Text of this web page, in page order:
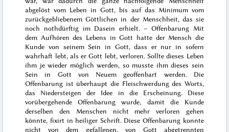
abgelöst vom Leben in Gott, bis auf das Minimum vom
zurückgebliebenem Göttlichen in der Menschheit, das sie
noch nothdürftig im Dasein erhielt. –Offenbarung Mit
dem Aufhören des Lebens in Gott hatte der Mensch die
Kunde von seinem Sein in Gott, dass er nur in sofern
wahrhaft lebt, als er Gott lebt, verloren. Sollte dieses Leben
ihm je wieder möglich werden, so musste ihm dieses sein
Sein in Gott von Neuem geoffenbart werden. Die
Offenbarung ist überhaupt die Fleischwerdung des Worts,
das Niedersteigen der Idee in die Erscheinung. Diese
vorübergehende Offenbarung wurde, damit die Kunde
derselben den Menschen nicht mehr verloren gehen
könnte, fixirt in heiliger Schrift. Diese Offenbarung konnte
nicht von dem gefallenen, von Gott abgetrennten